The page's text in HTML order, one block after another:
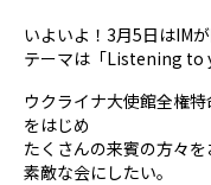
いよいよ！3月5日はIMが
テーマは「Listening to
ウクライナ大使館全権
をはじめ
たくさんの来賓の方々
素敵な会にしたい。